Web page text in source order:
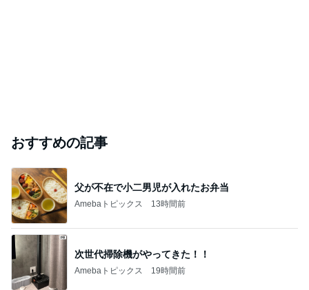
おすすめの記事
父が不在で小二男児が入れたお弁当
Amebaトピックス 13時間前
次世代掃除機がやってきた！！
Amebaトピックス 19時間前